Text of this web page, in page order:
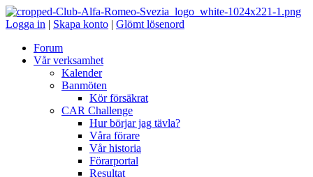
Logga in | Skapa konto | Glömt lösenord
Forum
Vår verksamhet
Kalender
Banmöten
Kör försäkrat
CAR Challenge
Hur börjar jag tävla?
Våra förare
Vår historia
Förarportal
Resultat